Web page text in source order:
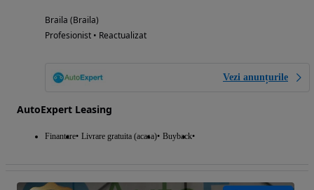
Braila (Braila)
Profesionist • Reactualizat
Vezi anunțurile
AutoExpert Leasing
Finantare Livrare gratuita (acasa) Buyback